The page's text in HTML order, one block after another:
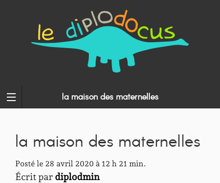
la maison des maternelles
la maison des maternelles
Posté le 28 avril 2020 à 12 h 21 min.
Écrit par diplodmin